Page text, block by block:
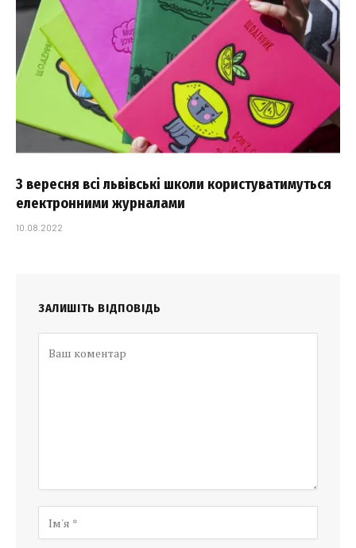
З вересня всі львівські школи користуватимуться
електронними журналами
10.08.2022
ЗАЛИШІТЬ ВІДПОВІДЬ